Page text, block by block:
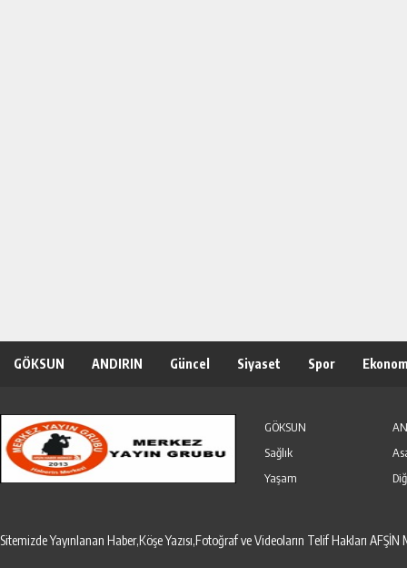
GÖKSUN ANDIRIN Güncel Siyaset Spor
GÖKSUN
Sağlık
Yaşam
Sitemizde Yayınlanan Haber,Köşe Yazısı,Fotoğraf ve Videoların Telif Hakları